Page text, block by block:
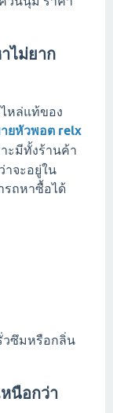
ไม่ยาก
หล่แท้ของ
ยหัวพอต relx
ะมีทั้งร้านค้า
าจะอยู่ใน
รถหาซื้อได้
วซึมหรือกลิ่น
นือกว่า